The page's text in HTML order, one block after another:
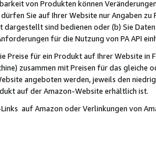
von Produkten können
Sie auf Ihrer Website nur Angaben
sind bedienen oder (b) Sie
für die Nutzung von PA API
Preise für ein Produkt auf Ihrer Website
zusammen mit Preisen für das
angeboten werden, jeweils den
auf der Amazon-Website erhältlich ist.
auf Amazon oder Verlinkungen von